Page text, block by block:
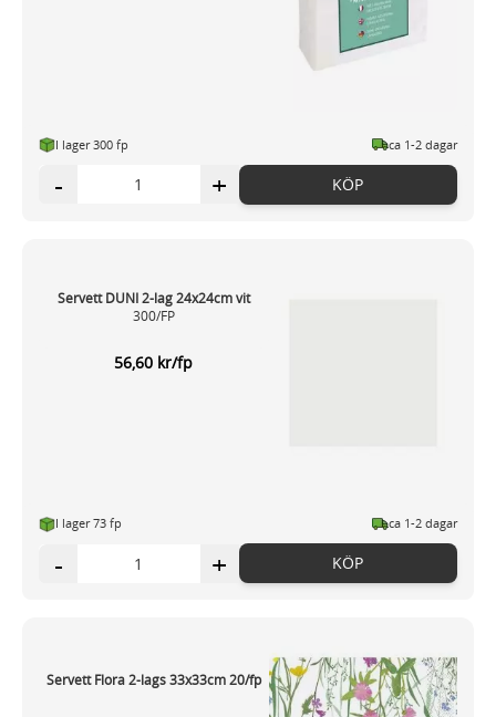
I lager 300 fp ca 1-2 dagar
- + KÖP
Servett DUNI 2-lag 24x24cm vit
300/FP
56,60 kr/fp
I lager 73 fp ca 1-2 dagar
- + KÖP
Servett Flora 2-lags 33x33cm 20/fp